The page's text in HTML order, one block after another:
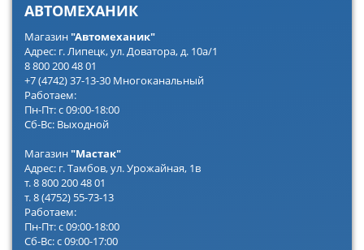
АВТОМЕХАНИК
Магазин"Автомеханик"
Адрес: г. Липецк, ул. Доватора, д. 10а/1
8 800 200 48 01
+7 (4742) 37-13-30 Многоканальный
Работаем:
Пн-Пт: с 09:00-18:00
Сб-Вс: Выходной
Магазин"Мастак"
Адрес: г. Тамбов, ул. Урожайная, 1в
т. 8 800 200 48 01
т. 8 (4752) 55-73-13
Работаем:
Пн-Пт: с 09:00-18:00
Сб-Вс: с 09:00-17:00